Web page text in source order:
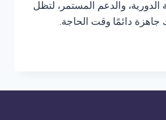
الدورية، والدعم المستمر، لتظل
جاهزة دائمًا وقت الحاجة.